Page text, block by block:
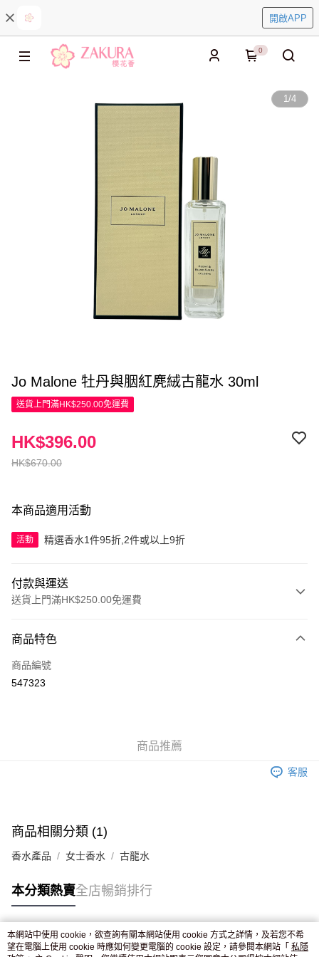
開啟APP
0
1/4
Jo Malone 牡丹與胭紅麂絨古龍水 30ml
送貨上門滿HK$250.00免運費
HK$670.00
HK$396.00
本商品適用活動
活動 精選香水1件95折,2件或以上9折
付款與運送
送貨上門滿HK$250.00免運費
信用卡
Apple Pay
付款後門市自取，訂單確認後2-4個工作天到店，7天內取。逾期後
商品特色
商品編號
547323
商品推薦
客服
商品相關分類 (1)
香水產品 女士香水 古龍水
本分類熱賣全店暢銷排行
熱門標籤
本網站中使用 cookie，欲查詢有關本網站使用 cookie 方式之詳情，及若您不希
望在電腦上使用 cookie 時應如何變更電腦的 cookie 設定，請參閱本網站「 私隱